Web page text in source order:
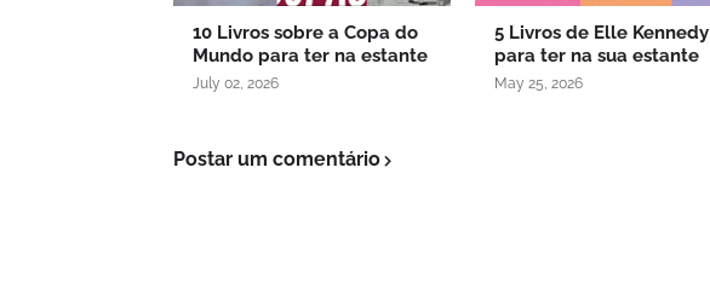
10 Livros sobre a Copa do
Mundo para ter na estante
July 02, 2026
5 Livros de Elle Kennedy
para ter na sua estante
May 25, 2026
Postar um comentário